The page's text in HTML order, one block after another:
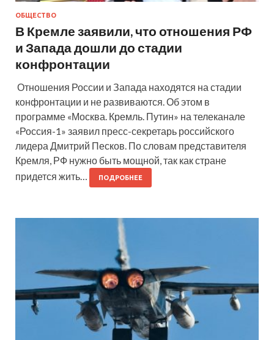
ОБЩЕСТВО
В Кремле заявили, что отношения РФ
и Запада дошли до стадии
конфронтации
Отношения России и Запада находятся на стадии
конфронтации и не развиваются. Об этом в
программе «Москва. Кремль. Путин» на телеканале
«Россия-1» заявил пресс-секретарь российского
лидера Дмитрий Песков. По словам представителя
Кремля, РФ нужно быть мощной, так как стране
придется жить…
ПОДРОБНЕЕ